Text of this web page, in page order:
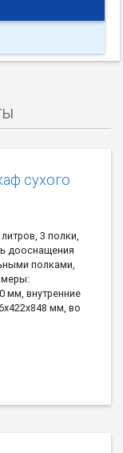
сухого
3 полки,
дооснащения
полками,
мм, внутренние
мм, во